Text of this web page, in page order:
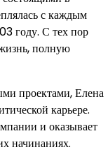
с каждым
году. С тех пор
полную
проектами, Елена
карьере.
и оказывает
начинаниях.